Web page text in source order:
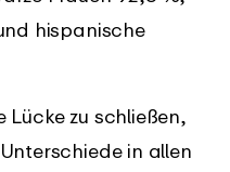
hispanische
Lücke zu schließen,
in allen